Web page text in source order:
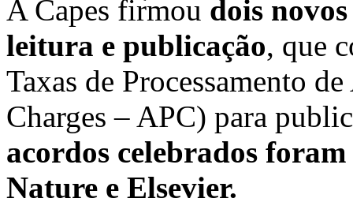
A Capes firmoudois
leitura e publicação, que
Taxas de Processamento
Charges – APC) para
acordos celebrados
Nature e Elsevier.